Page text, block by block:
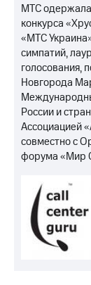
МТС одержала
конкурса
«МТС
симпатий,
голосования,
Новгорода
России и
Ассоциацией
совместно с
форума «Мир